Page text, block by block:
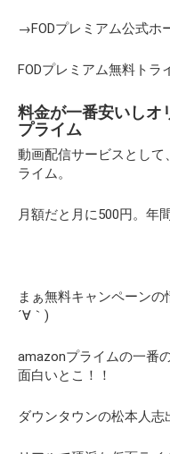
→FODプレミアム公式ホ
FODプレミアム無料トラ
料金が一番安いしオ
プライム
動画配信サービスとし
ライム。
月額だと月に500円。年
まぁ無料キャンペーン
´∀｀)
amazonプライムの一番
面白いとこ！！
ダウンタウンの松本人